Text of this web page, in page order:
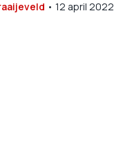
• 12 april 2022